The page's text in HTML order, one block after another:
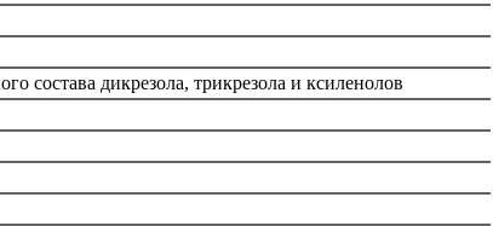
состава дикрезола, трикрезола и ксиленолов